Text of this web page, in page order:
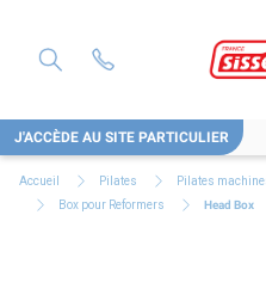
J'ACCÈDE AU SITE PARTICULIER
Accueil Pilates Pilates
Box pour Reformers
Head Box